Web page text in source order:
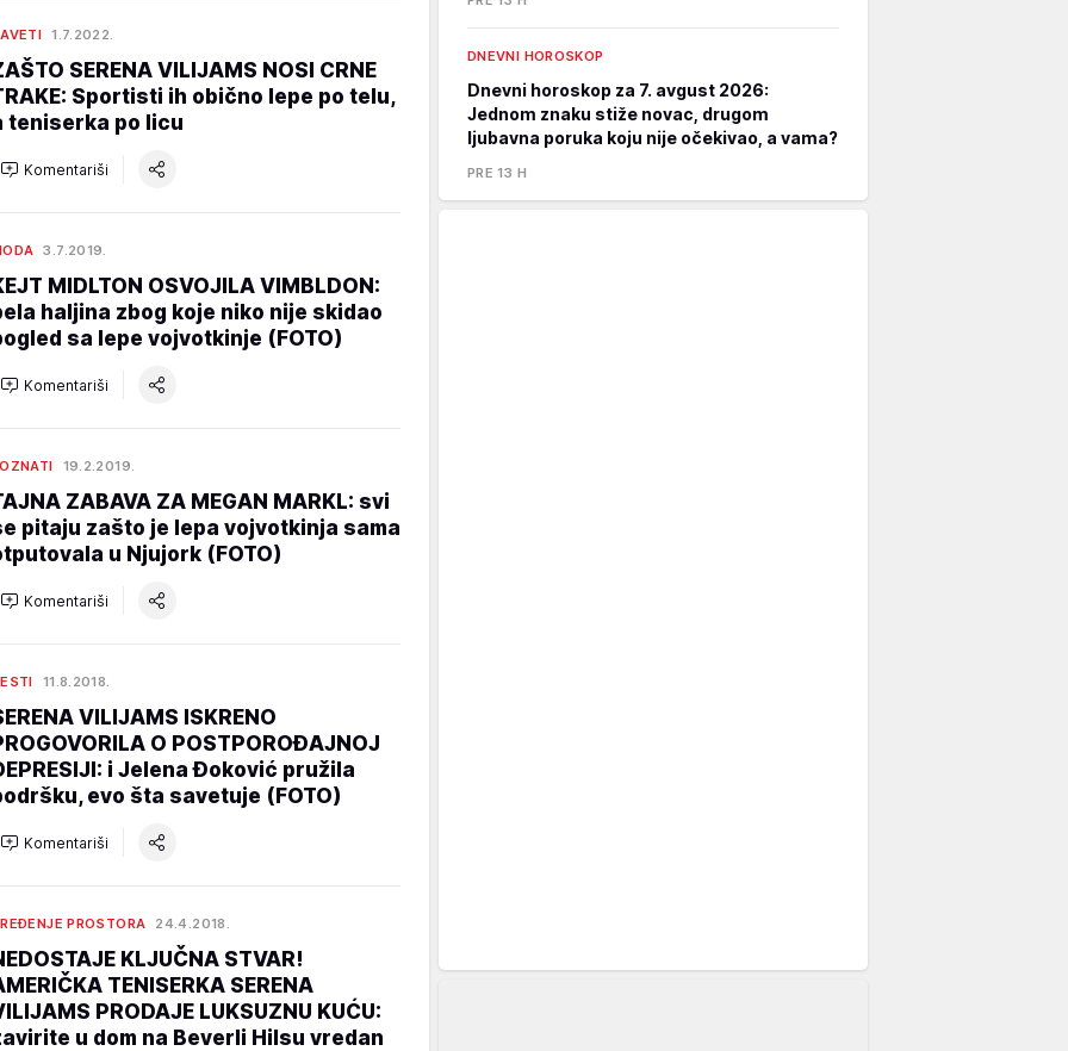
1.7.2022.
SERENA VILIJAMS NOSI CRNE
Sportisti ih obično lepe po telu,
teniserka po licu
Komentariši
3.7.2019.
MIDLTON OSVOJILA VIMBLDON:
haljina zbog koje niko nije skidao
sa lepe vojvotkinje (FOTO)
Komentariši
19.2.2019.
ZABAVA ZA MEGAN MARKL: svi
pitaju zašto je lepa vojvotkinja sama
u Njujork (FOTO)
Komentariši
11.8.2018.
VILIJAMS ISKRENO
O POSTPOROĐAJNOJ
i Jelena Đoković pružila
evo šta savetuje (FOTO)
Komentariši
PROSTORA 24.4.2018.
KLJUČNA STVAR!
TENISERKA SERENA
PRODAJE LUKSUZNU KUĆU:
u dom na Beverli Hilsu vredan
DNEVNI HOROSKOP
Dnevni horoskop za 7. avgust 2026:
Jednom znaku stiže novac, drugom
ljubavna poruka koju nije očekivao, a vama?
PRE 13 H